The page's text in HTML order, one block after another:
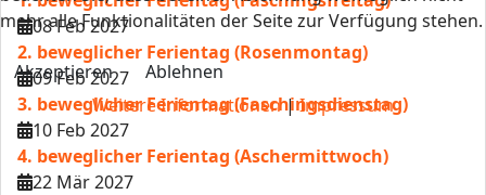
08 Feb 2027
2. beweglicher Ferientag (Rosenmontag)
09 Feb 2027
3. beweglicher Ferientag (Faschingsdienstag)
10 Feb 2027
4. beweglicher Ferientag (Aschermittwoch)
22 Mär 2027
mehr alle Funktionalitäten der Seite zur Verfügung stehen.
Akzeptieren
Ablehnen
Weitere Informationen|Impressum